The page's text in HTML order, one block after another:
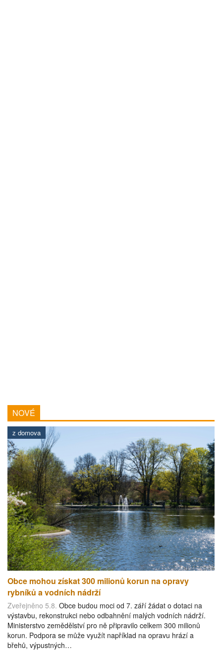
NOVÉ
z domova
Obce mohou získat 300 milionů korun na opravy
rybníků a vodních nádrží
Zveřejněno 5.8. Obce budou moci od 7. září žádat o dotaci na
výstavbu, rekonstrukci nebo odbahnění malých vodních nádrží.
Ministerstvo zemědělství pro ně připravilo celkem 300 milionů
korun. Podpora se může využít například na opravu hrází a
břehů, výpustných…